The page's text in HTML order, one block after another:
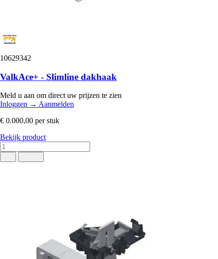
10629342
ValkAce+ - Slimline dakhaak
Meld u aan om direct uw prijzen te zien
Inloggen → Aanmelden
€ 0.000,00 per stuk
Bekijk product